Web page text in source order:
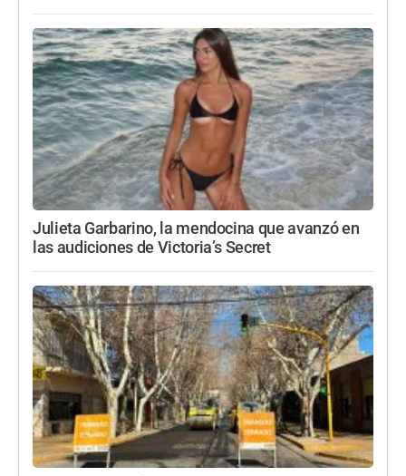
Julieta Garbarino, la mendocina que avanzó en
las audiciones de Victoria’s Secret